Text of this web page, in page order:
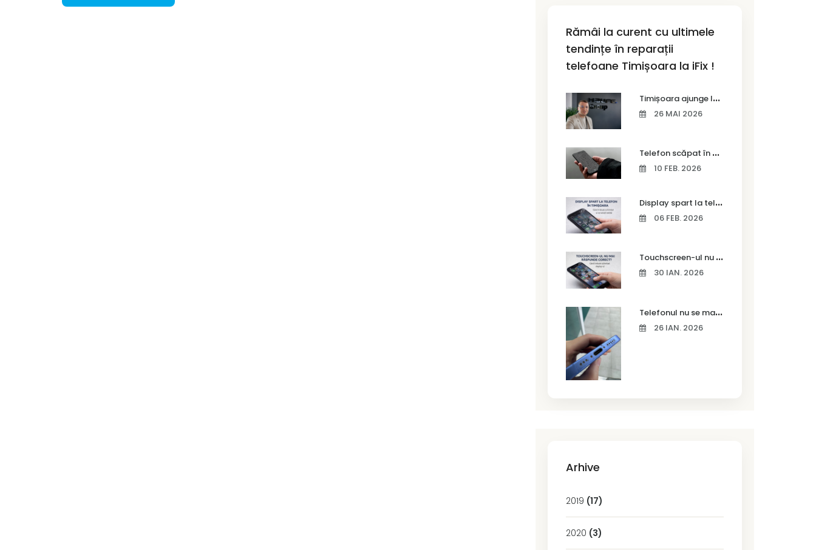
Rămâi la curent cu ultimele
tendințe în reparații
telefoane Timișoara la iFix !
T
imișoara ajunge la Vodafone Business Bootcamp prin Marius Cermian de la Armour România
26 MAI 2026
T
elefon scăpat în apă – ce trebuie să faci imediat și ce greșeli să eviți
10 FEB. 2026
D
isplay spart la telefon în Timișoara
06 FEB. 2026
T
ouchscreen-ul nu mai răspunde corect? Când trebuie schimbat display-ul
30 IAN. 2026
T
elefonul nu se mai încarcă corect? Cauze frecvente și soluții la service în Timișoara
26 IAN. 2026
Arhive
2019 (17)
2020 (3)